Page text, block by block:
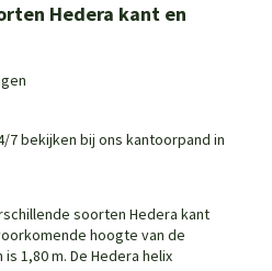
Hedera kant en
7 bekijken bij ons kantoorpand in
soorten Hedera kant
hoogte van de
1,80 m. De Hedera helix